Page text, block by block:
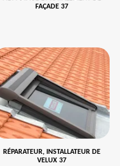
FAÇADE 37
RÉPARATEUR, INSTALLATEUR DE
VELUX 37